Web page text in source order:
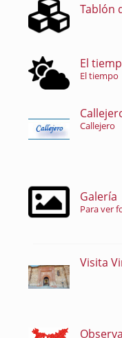
Tablón
El
El tiempo
Callejero
Galería
Para ver
Visita